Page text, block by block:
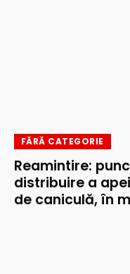
FĂRĂ CATEGORIE
Reamintire:
distribuire a
de caniculă, în